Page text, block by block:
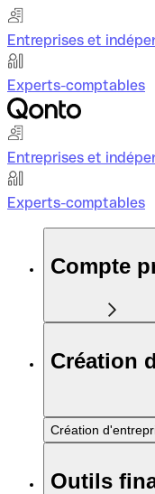
Entreprises et
Experts-comptables
Entreprises et
Experts-comptables
Compte
Création
Création
Outils